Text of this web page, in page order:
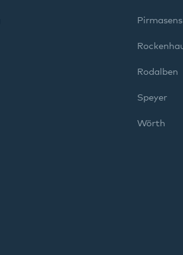
Pirmasens
Rodalben
Speyer
Wörth